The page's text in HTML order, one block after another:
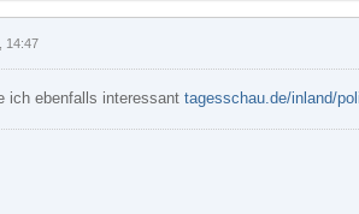
14:47
ich ebenfalls interessanttagesschau.de/inland/